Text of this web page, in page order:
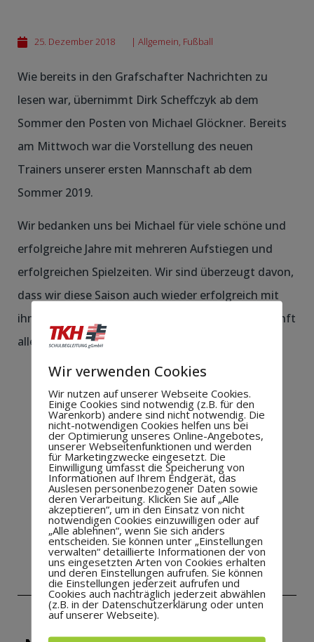
25. Dezember 2018 | Allgemein, Fußball
Wie bereits in den Grafschafter Nachrichten zu
lesen war, übernimmt Dirk Scheffczyk ab dem
Sommer den Posten von Michael Glöckner. Bereits
am Mittwoch war die Vorstellung des neuen
Trainers unserer ersten Mannschaft ab dem
Sommer 2019.
Wir bedanken uns bei Michael für viele schöne und
erfolgreiche Jahre mit mehreren Aufstiegen und
erfolgreichen Spielzeiten. Wir sind überzeugt davon,
dass wir diese Saison auch wieder erfolgreich mit
ihm beenden werden und wünschen für die Zukunft
alles Gute!
Mit einem Vereinsschalwurde Dirk
Scheffczyk (2.v.l.) beim Heseper SV vom (von
links) Vorsitzenden Gerwin Böttick, dem
Fußballfachwart Harald Albers und
Geschäftsführer Holger Düing begrüßt.
LükenQuelle:https://www.gn-
online.de/sport/dirk-scheffczyk-wird-im-
sommer-trainer-beim-heseper-sv-
272505.html
Wir verwenden Cookies
Wir nutzen auf unserer Webseite Cookies.
Einige Cookies sind notwendig (z.B. für den
Warenkorb) andere sind nicht notwendig. Die
nicht-notwendigen Cookies helfen uns bei
der Optimierung unseres Online-Angebotes,
unserer Webseitenfunktionen und werden
für Marketingzwecke eingesetzt. Die
Einwilligung umfasst die Speicherung von
Informationen auf Ihrem Endgerät, das
Auslesen personenbezogener Daten sowie
deren Verarbeitung. Klicken Sie auf „Alle
akzeptieren“, um in den Einsatz von nicht
notwendigen Cookies einzuwilligen oder auf
„Alle ablehnen“, wenn Sie sich anders
entscheiden. Sie können unter „Einstellungen
verwalten“ detaillierte Informationen der von
uns eingesetzten Arten von Cookies erhalten
und deren Einstellungen aufrufen. Sie können
die Einstellungen jederzeit aufrufen und
Cookies auch nachträglich jederzeit abwählen
(z.B. in der Datenschutzerklärung oder unten
auf unserer Webseite).